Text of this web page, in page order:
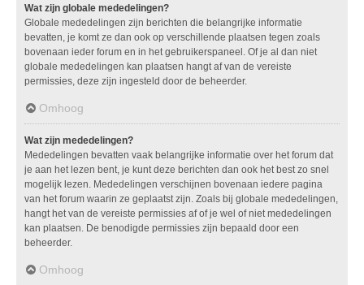
Wat zijn globale mededelingen?
Globale mededelingen zijn berichten die belangrijke informatie
bevatten, je komt ze dan ook op verschillende plaatsen tegen zoals
bovenaan ieder forum en in het gebruikerspaneel. Of je al dan niet
globale mededelingen kan plaatsen hangt af van de vereiste
permissies, deze zijn ingesteld door de beheerder.
Omhoog
Wat zijn mededelingen?
Mededelingen bevatten vaak belangrijke informatie over het forum dat
je aan het lezen bent, je kunt deze berichten dan ook het best zo snel
mogelijk lezen. Mededelingen verschijnen bovenaan iedere pagina
van het forum waarin ze geplaatst zijn. Zoals bij globale mededelingen,
hangt het van de vereiste permissies af of je wel of niet mededelingen
kan plaatsen. De benodigde permissies zijn bepaald door een
beheerder.
Omhoog